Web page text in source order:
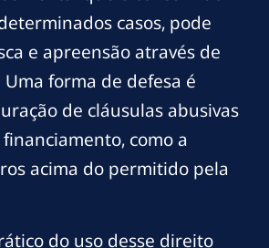
casos, pode
e apreensão através de
forma de defesa é
de cláusulas abusivas
como a
acima do permitido pela
do uso desse direito